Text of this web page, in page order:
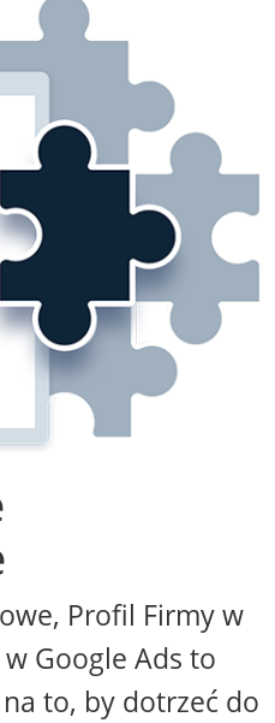
Profil Firmy w
Google Ads to
to, by dotrzeć do